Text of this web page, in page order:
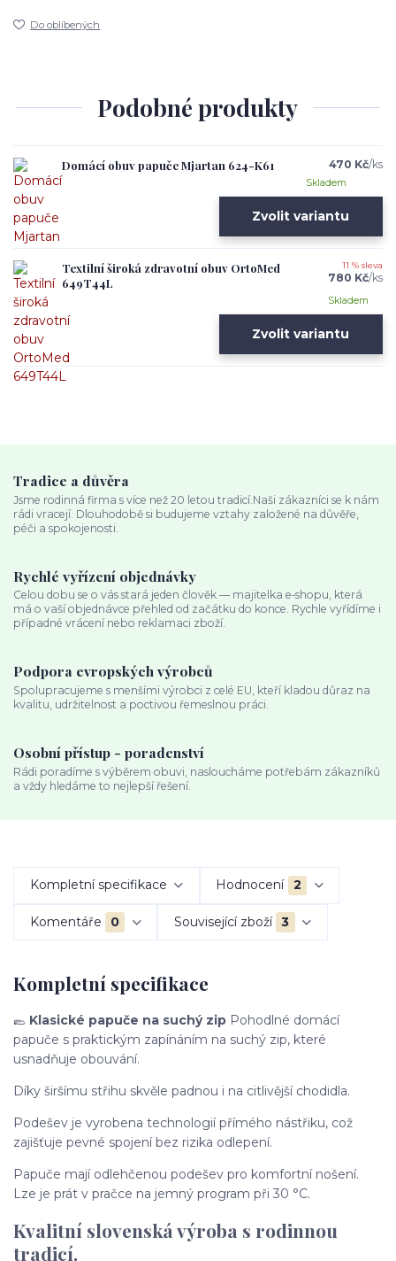
Do oblíbených
Podobné produkty
Domácí obuv papuče Mjartan 624-K61 470 Kč/ks
Skladem
Zvolit variantu
Textilní široká zdravotní obuv OrtoMed
649T44L
11 % sleva
780 Kč/ks
Skladem
Zvolit variantu
Tradice a důvěra
Jsme rodinná firma s více než 20 letou tradicí.Naši zákazníci se k nám
rádi vracejí. Dlouhodobě si budujeme vztahy založené na důvěře,
péči a spokojenosti.
Rychlé vyřízení objednávky
Celou dobu se o vás stará jeden člověk — majitelka e‑shopu, která
má o vaší objednávce přehled od začátku do konce. Rychle vyřídíme i
případné vrácení nebo reklamaci zboží.
Podpora evropských výrobců
Spolupracujeme s menšími výrobci z celé EU, kteří kladou důraz na
kvalitu, udržitelnost a poctivou řemeslnou práci.
Osobní přístup - poradenství
Rádi poradíme s výběrem obuvi, nasloucháme potřebám zákazníků
a vždy hledáme to nejlepší řešení.
Kompletní specifikace Hodnocení 2
Komentáře 0 Související zboží 3
Kompletní specifikace
🥿 Klasické papuče na suchý zip Pohodlné domácí
papuče s praktickým zapínáním na suchý zip, které
usnadňuje obouvání.
Díky širšímu střihu skvěle padnou i na citlivější chodidla.
Podešev je vyrobena technologií přímého nástřiku, což
zajišťuje pevné spojení bez rizika odlepení.
Papuče mají odlehčenou podešev pro komfortní nošení.
Lze je prát v pračce na jemný program při 30 °C.
Kvalitní slovenská výroba s rodinnou
tradicí.